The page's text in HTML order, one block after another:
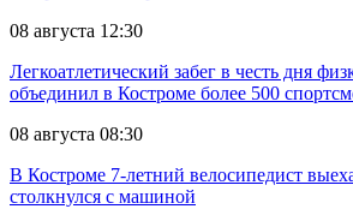
08 августа 12:30
Легкоатлетический забег в честь дня
объединил в Костроме более 500
08 августа 08:30
В Костроме 7-летний велосипедист
столкнулся с машиной